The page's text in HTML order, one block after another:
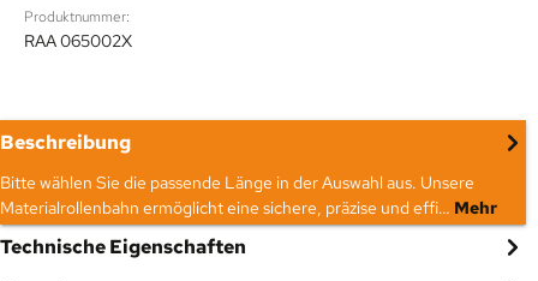
Produktnummer:
RAA 065002X
Beschreibung
Bitte wählen Sie die passende Länge in der Auswahl aus. Unsere
Materialrollenbahn ermöglicht eine sichere, präzise und effi… Mehr
Technische Eigenschaften